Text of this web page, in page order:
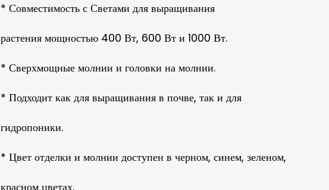
* Совместимость с Светами для выращивания
растения мощностью 400 Вт, 600 Вт и 1000 Вт.
* Сверхмощные молнии и головки на молнии.
* Подходит как для выращивания в почве, так и для
гидропоники.
* Цвет отделки и молнии доступен в черном, синем, зеленом,
красном цветах.